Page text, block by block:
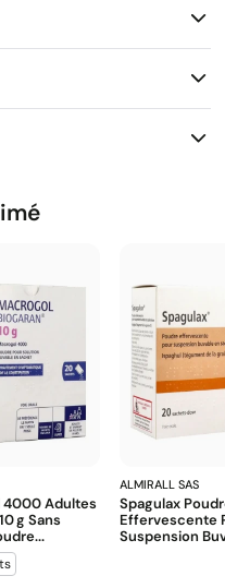
4000 Adultes
G Sans
ALMIRALL SAS
Spagulax
Effervescente
Suspension